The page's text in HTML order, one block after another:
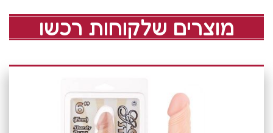
מוצרים שלקוחות רכשו